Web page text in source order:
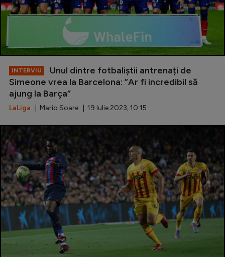
INTERVIU
Unul dintre fotbaliștii antrenați de
Simeone vrea la Barcelona: ”Ar fi incredibil să
ajung la Barça”
LaLiga | Mario Soare | 19 Iulie 2023, 10:15